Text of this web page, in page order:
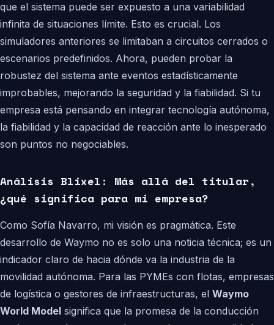
que el sistema puede ser expuesto a una variabilidad
infinita de situaciones límite. Esto es crucial. Los
simuladores anteriores se limitaban a circuitos cerrados o
escenarios predefinidos. Ahora, pueden probar la
robustez del sistema ante eventos estadísticamente
improbables, mejorando la seguridad y la fiabilidad. Si tu
empresa está pensando en integrar tecnología autónoma,
la fiabilidad y la capacidad de reacción ante lo inesperado
son puntos no negociables.
Análisis Blixel: Más allá del titular,
¿qué significa para mi empresa?
Como Sofía Navarro, mi visión es pragmática. Este
desarrollo de Waymo no es solo una noticia técnica; es un
indicador claro de hacia dónde va la industria de la
movilidad autónoma. Para las PYMEs con flotas, empresas
de logística o gestores de infraestructuras, el Waymo
World Model significa que la promesa de la conducción